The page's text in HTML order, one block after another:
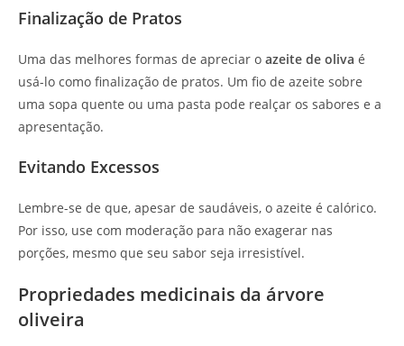
Finalização de Pratos
Uma das melhores formas de apreciar o azeite de oliva é
usá-lo como finalização de pratos. Um fio de azeite sobre
uma sopa quente ou uma pasta pode realçar os sabores e a
apresentação.
Evitando Excessos
Lembre-se de que, apesar de saudáveis, o azeite é calórico.
Por isso, use com moderação para não exagerar nas
porções, mesmo que seu sabor seja irresistível.
Propriedades medicinais da árvore
oliveira